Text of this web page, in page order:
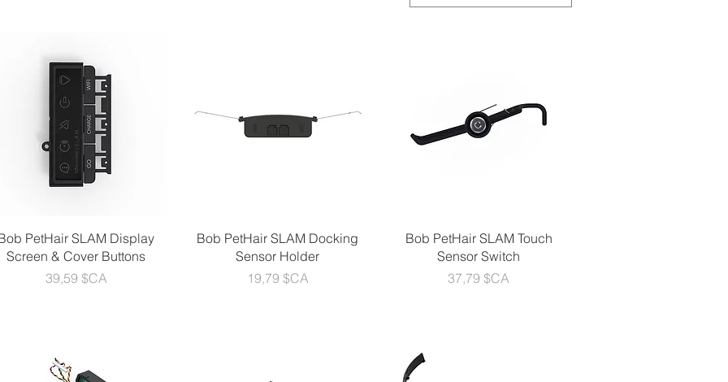
Aperçu rapide
PetHair SLAM Display
Screen & Cover Buttons
Prix
39,59 $CA
Aperçu rapide
Bob PetHair SLAM Docking
Sensor Holder
Prix
19,79 $CA
Aperçu rapide
Bob PetHair SLAM Touch
Sensor Switch
Prix
37,79 $CA